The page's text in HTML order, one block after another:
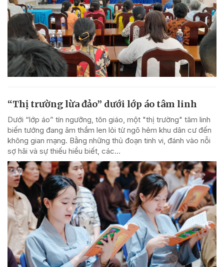
“Thị trường lừa đảo” dưới lớp áo tâm linh
Dưới “lớp áo” tín ngưỡng, tôn giáo, một "thị trường" tâm linh
biến tướng đang âm thầm len lỏi từ ngõ hẻm khu dân cư đến
không gian mạng. Bằng những thủ đoạn tinh vi, đánh vào nỗi
sợ hãi và sự thiếu hiểu biết, các...